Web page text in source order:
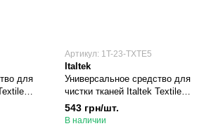
для
Артикул: 1T-23-TXTE5
Italtek
Универсальное средство для
чистки тканей Italtek Textile
Eco 5 кг
543 грн/шт.
В наличии